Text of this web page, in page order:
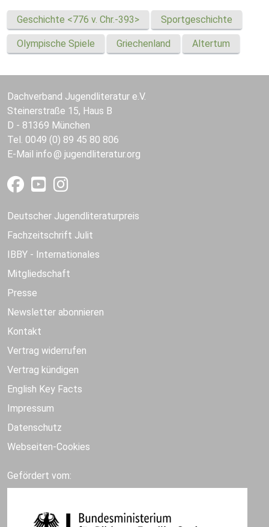
Geschichte <776 v. Chr.-393> Sportgeschichte
Olympische Spiele Griechenland Altertum
Dachverband Jugendliteratur e.V.
Steinerstraße 15, Haus B
D - 81369 München
Tel. 0049 (0) 89 45 80 806
E-Mail info jugendliteratur.org
Deutscher Jugendliteraturpreis
Fachzeitschrift Julit
IBBY - Internationales
Mitgliedschaft
Presse
Newsletter abonnieren
Kontakt
Vertrag widerrufen
Vertrag kündigen
English Key Facts
Impressum
Datenschutz
Webseiten-Cookies
Gefördert vom: